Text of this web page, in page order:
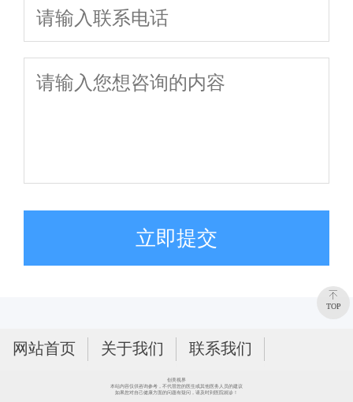
立即提交
网站首页 关于我们 联系我们
创美视界
本站内容仅供咨询参考，不代替您的医生或其他医务人员的建议
如果您对自己健康方面的问题有疑问，请及时到医院就诊！
TOP